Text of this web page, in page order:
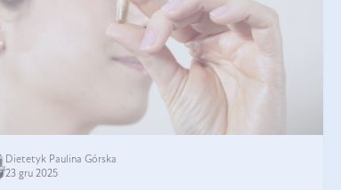
Dietetyk Paulina Górska
23 gru 2025